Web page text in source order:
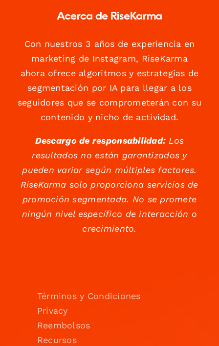
Acerca de RiseKarma
Con nuestros 3 años de experiencia en
marketing de Instagram, RiseKarma
ahora ofrece algoritmos y estrategias de
segmentación por IA para llegar a los
seguidores que se comprometerán con su
contenido y nicho de actividad.
Descargo de responsabilidad:Los
resultados no están garantizados y
pueden variar según múltiples factores.
RiseKarma solo proporciona servicios de
promoción segmentada. No se promete
ningún nivel específico de interacción o
crecimiento.
Términos y Condiciones
Privacy
Reembolsos
Recursos